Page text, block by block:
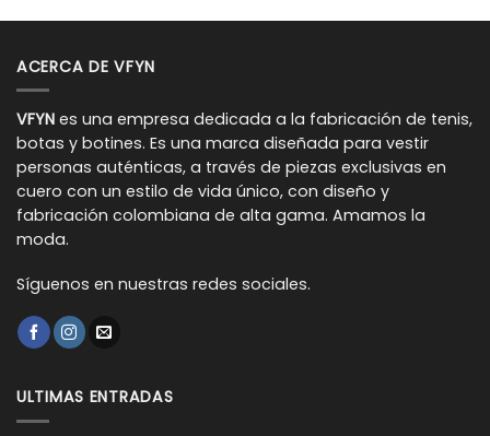
ACERCA DE VFYN
VFYN es una empresa dedicada a la fabricación de tenis,
botas y botines. Es una marca diseñada para vestir
personas auténticas, a través de piezas exclusivas en
cuero con un estilo de vida único, con diseño y
fabricación colombiana de alta gama. Amamos la
moda.
Síguenos en nuestras redes sociales.
ULTIMAS ENTRADAS